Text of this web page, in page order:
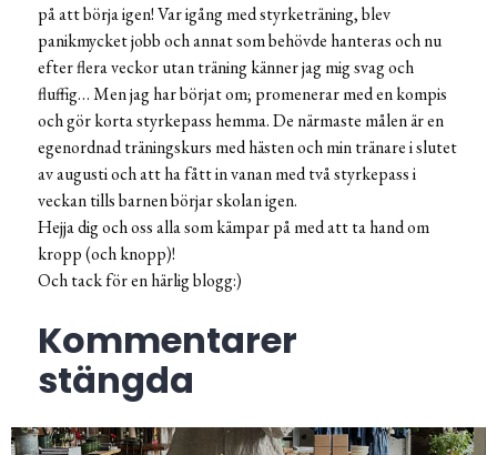
på att börja igen! Var igång med styrketräning, blev
panikmycket jobb och annat som behövde hanteras och nu
efter flera veckor utan träning känner jag mig svag och
fluffig… Men jag har börjat om; promenerar med en kompis
och gör korta styrkepass hemma. De närmaste målen är en
egenordnad träningskurs med hästen och min tränare i slutet
av augusti och att ha fått in vanan med två styrkepass i
veckan tills barnen börjar skolan igen.
Hejja dig och oss alla som kämpar på med att ta hand om
kropp (och knopp)!
Och tack för en härlig blogg:)
Kommentarer
stängda